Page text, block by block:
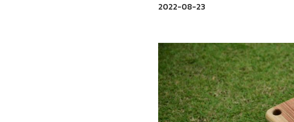
2022-08-23